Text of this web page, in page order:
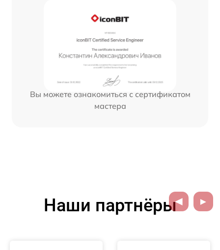
Вы можете ознакомиться с сертификатом
мастера
Наши партнёры